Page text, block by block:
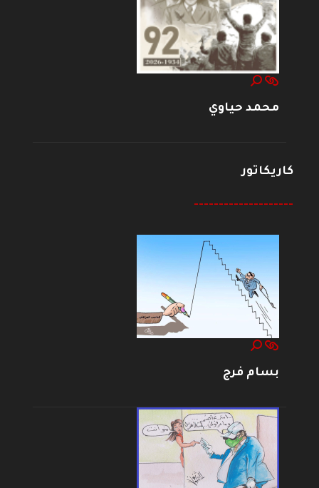
محمد حياوي
كاريكاتور
--------------------
بسام فرج